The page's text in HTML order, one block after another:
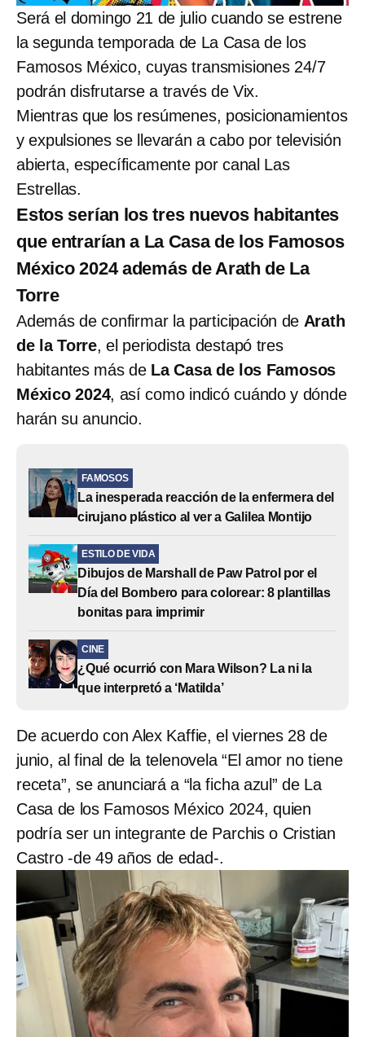
Será el domingo 21 de julio cuando se estrene
la segunda temporada de La Casa de los
Famosos México, cuyas transmisiones 24/7
podrán disfrutarse a través de Vix.
Mientras que los resúmenes, posicionamientos
y expulsiones se llevarán a cabo por televisión
abierta, específicamente por canal Las
Estrellas.
Estos serían los tres nuevos habitantes
que entrarían a La Casa de los Famosos
México 2024 además de Arath de La
Torre
Además de confirmar la participación de Arath
de la Torre, el periodista destapó tres
habitantes más de La Casa de los Famosos
México 2024, así como indicó cuándo y dónde
harán su anuncio.
FAMOSOS
La inesperada reacción de la enfermera del
cirujano plástico al ver a Galilea Montijo
ESTILO DE VIDA
Dibujos de Marshall de Paw Patrol por el
Día del Bombero para colorear: 8 plantillas
bonitas para imprimir
CINE
¿Qué ocurrió con Mara Wilson? La ni la
que interpretó a ‘Matilda’
De acuerdo con Alex Kaffie, el viernes 28 de
junio, al final de la telenovela “El amor no tiene
receta”, se anunciará a “la ficha azul” de La
Casa de los Famosos México 2024, quien
podría ser un integrante de Parchis o Cristian
Castro -de 49 años de edad-.